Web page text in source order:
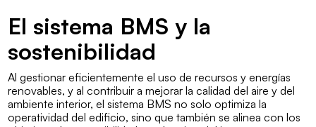
El sistema BMS y la
sostenibilidad
Al gestionar eficientemente el uso de recursos y energías
renovables, y al contribuir a mejorar la calidad del aire y del
ambiente interior, el sistema BMS no solo optimiza la
operatividad del edificio, sino que también se alinea con los